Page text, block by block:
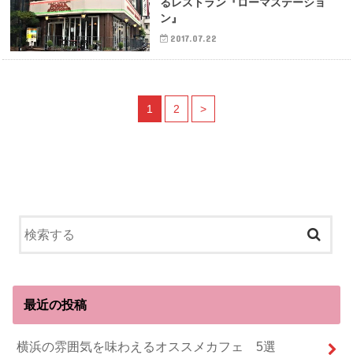
るレストラン『ローマステーショ
ン』
2017.07.22
1 2 >
最近の投稿
横浜の雰囲気を味わえるオススメカフェ 5選